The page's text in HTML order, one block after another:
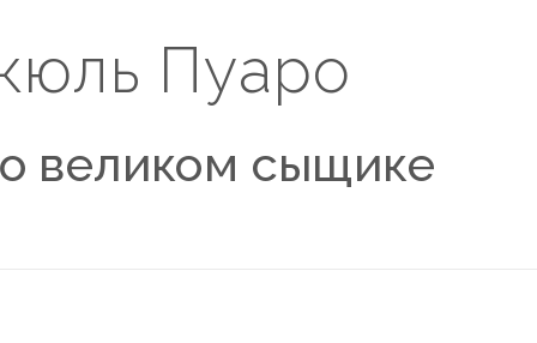
Пуаро
великом сыщике